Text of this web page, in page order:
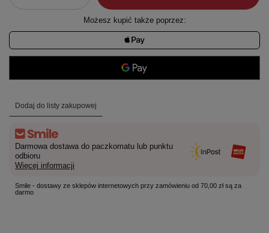
Możesz kupić także poprzez:
Dodaj do listy zakupowej
Darmowa dostawa do paczkomatu lub punktu
odbioru
Więcej informacji
Smile - dostawy ze sklepów internetowych przy zamówieniu od 70,00 zł są za
darmo